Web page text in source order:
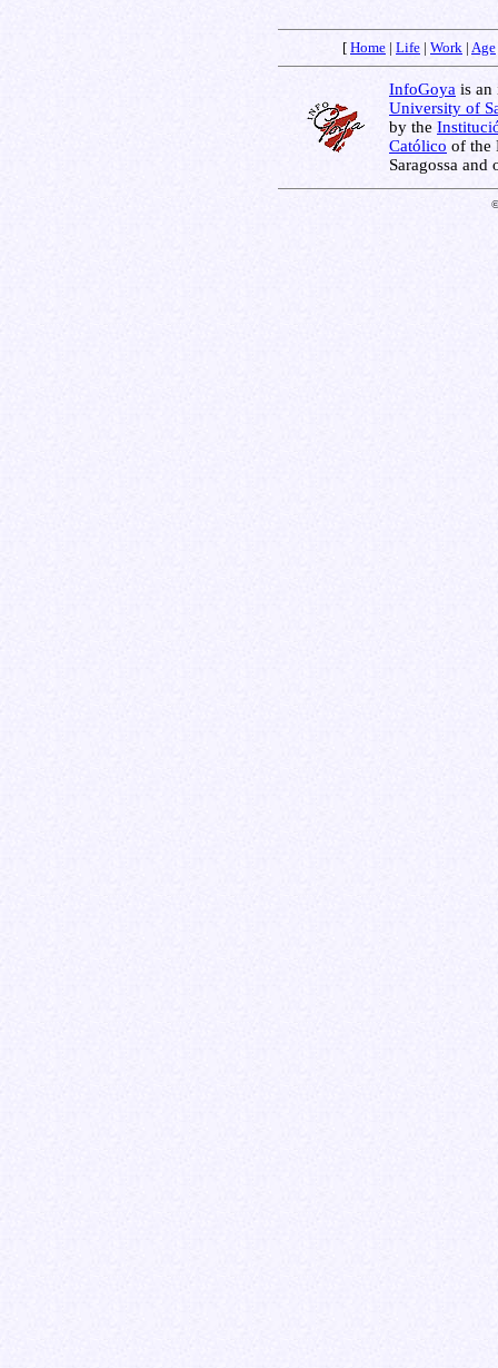
[ Home | Life | Work | Age
InfoGoya is an
University of
by the
Católico of the
Saragossa and